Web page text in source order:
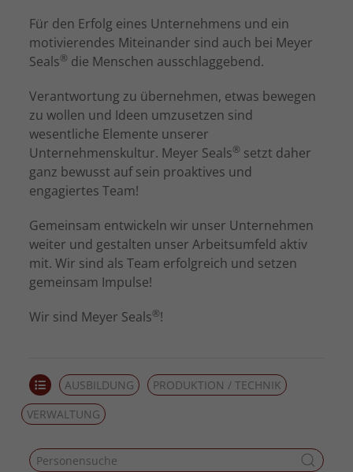
Für den Erfolg eines Unternehmens und ein
motivierendes Miteinander sind auch bei Meyer
Seals® die Menschen ausschlaggebend.
Verantwortung zu übernehmen, etwas bewegen
zu wollen und Ideen umzusetzen sind
wesentliche Elemente unserer
Unternehmenskultur. Meyer Seals® setzt daher
ganz bewusst auf sein proaktives und
engagiertes Team!
Gemeinsam entwickeln wir unser Unternehmen
weiter und gestalten unser Arbeitsumfeld aktiv
mit. Wir sind als Team erfolgreich und setzen
gemeinsam Impulse!
Wir sind Meyer Seals®!
AUSBILDUNG
PRODUKTION / TECHNIK
VERWALTUNG